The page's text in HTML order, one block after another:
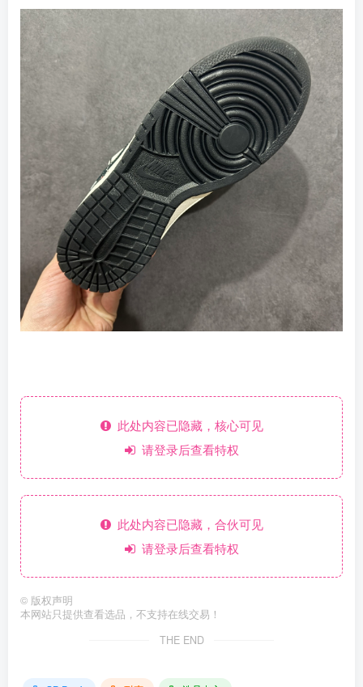
此处内容已隐藏，核心可见
请登录后查看特权
此处内容已隐藏，合伙可见
请登录后查看特权
© 版权声明
本网站只提供查看选品，不支持在线交易！
THE END